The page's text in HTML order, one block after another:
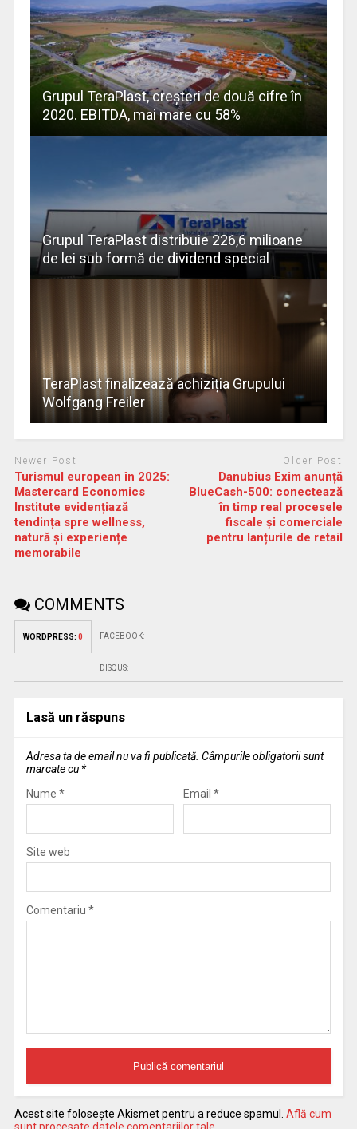
Grupul TeraPlast, creșteri de două cifre în
2020. EBITDA, mai mare cu 58%
Grupul TeraPlast distribuie 226,6 milioane
de lei sub formă de dividend special
TeraPlast finalizează achiziția Grupului
Wolfgang Freiler
Newer Post
Turismul european în 2025:
Mastercard Economics
Institute evidențiază
tendința spre wellness,
natură și experiențe
memorabile
Older Post
Danubius Exim anunță
BlueCash-500: conectează
în timp real procesele
fiscale și comerciale
pentru lanțurile de retail
COMMENTS
WORDPRESS: 0 FACEBOOK:
DISQUS:
Lasă un răspuns
Adresa ta de email nu va fi publicată. Câmpurile obligatorii sunt
marcate cu *
Nume * Email *
Site web
Comentariu *
Acest site folosește Akismet pentru a reduce spamul. Află cum